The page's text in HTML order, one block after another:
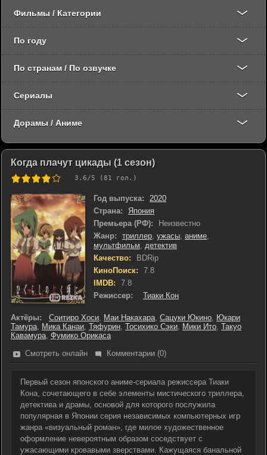
Когда плачут цикады (1 сезон)
3.6/5 (81 гол.)
Год выпуска:
2020
Страна:
Япония
Премьера (РФ):
Неизвестно
Жанр:
триллер, ужасы, аниме,
мультфильм, детектив
Качество:
BDRip
КиноПоиск:
7.8
IMDB:
7.8
Режиссер:
Тиаки Кон
Актёры: Соитиро Хоси, Маи Накахара, Сацуки Юкино, Юкари
Тамура, Мика Канаи, Тяфурин, Тосихико Сэки, Мики Ито, Такуо
Кавамура, Фумико Орикаса
Смотреть онлайн
Комментарии (0)
Первый сезон японского аниме-сериала режиссера Тиаки
Кона, сочетающего в себе элементы мистического триллера,
детектива и драмы, основой для которого послужила
популярная в Японии серия независимых компьютерных игр
жанра «визуальный роман», где милое художественное
оформление невероятным образом соседствует с
ужасающими кровавыми зверствами. Кажущаяся банальной
Фильмы / Категории
По году
По странам / По озвучке
Сериалы
Дорамы / Аниме